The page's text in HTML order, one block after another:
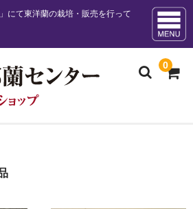
にて東洋蘭の栽培・販売を行って
0